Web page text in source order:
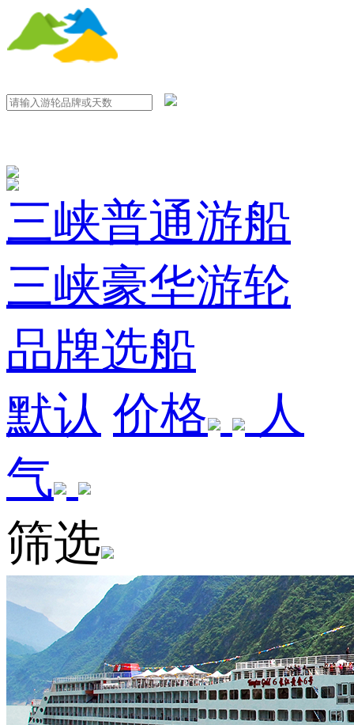
三峡普通游船
三峡豪华游轮
品牌选船
默认 价格
人
气
筛选